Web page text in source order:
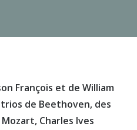
François et de William
de Beethoven, des
Charles Ives